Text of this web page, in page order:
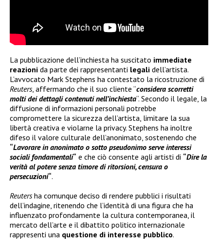
La pubblicazione dell’inchiesta ha suscitato immediate
reazioni da parte dei rappresentanti legali dell’artista.
L’avvocato Mark Stephens ha contestato la ricostruzione di
Reuters, affermando che il suo cliente “considera scorretti
molti dei dettagli contenuti nell’inchiesta“. Secondo il legale, la
diffusione di informazioni personali potrebbe
compromettere la sicurezza dell’artista, limitare la sua
libertà creativa e violarne la privacy. Stephens ha inoltre
difeso il valore culturale dell’anonimato, sostenendo che
“Lavorare in anonimato o sotto pseudonimo serve interessi
sociali fondamentali“ e che ciò consente agli artisti di “Dire la
verità al potere senza timore di ritorsioni, censura o
persecuzioni“.
Reutersha comunque deciso di rendere pubblici i risultati
dell’indagine, ritenendo che l’identità di una figura che ha
influenzato profondamente la cultura contemporanea, il
mercato dell’arte e il dibattito politico internazionale
rappresenti una questione di interesse pubblico.